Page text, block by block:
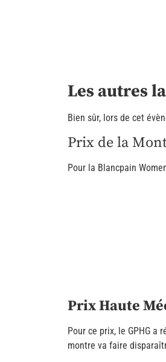
Les autres
Bien sûr, lors de cet
Prix de la
Pour la Blancpain
Prix Haute
Pour ce prix, le GPHG
montre va faire